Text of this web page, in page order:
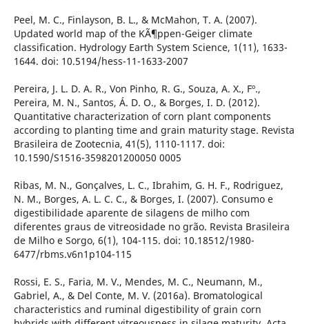
Peel, M. C., Finlayson, B. L., & McMahon, T. A. (2007).
Updated world map of the KÃ¶ppen-Geiger climate
classification. Hydrology Earth System Science, 1(11), 1633-
1644. doi: 10.5194/hess-11-1633-2007
Pereira, J. L. D. A. R., Von Pinho, R. G., Souza, A. X., Fº.,
Pereira, M. N., Santos, Á. D. O., & Borges, I. D. (2012).
Quantitative characterization of corn plant components
according to planting time and grain maturity stage. Revista
Brasileira de Zootecnia, 41(5), 1110-1117. doi:
10.1590/S1516-3598201200050 0005
Ribas, M. N., Gonçalves, L. C., Ibrahim, G. H. F., Rodriguez,
N. M., Borges, A. L. C. C., & Borges, I. (2007). Consumo e
digestibilidade aparente de silagens de milho com
diferentes graus de vitreosidade no grão. Revista Brasileira
de Milho e Sorgo, 6(1), 104-115. doi: 10.18512/1980-
6477/rbms.v6n1p104-115
Rossi, E. S., Faria, M. V., Mendes, M. C., Neumann, M.,
Gabriel, A., & Del Conte, M. V. (2016a). Bromatological
characteristics and ruminal digestibility of grain corn